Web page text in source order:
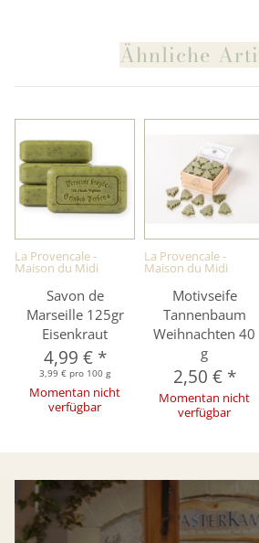
Ähnliche
La Provencale -
Maison du Midi
Savon de
Marseille 125gr
Eisenkraut
4,99 € *
3,99 € pro 100 g
Momentan nicht
verfügbar
La Provencale -
Maison du Midi
Motivseife
Tannenbaum
Weihnachten 40
g
2,50 € *
Momentan nicht
verfügbar